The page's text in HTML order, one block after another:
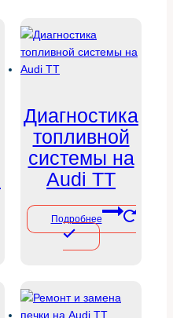
Диагностика
топливной
системы на
Audi TT
Подробнее